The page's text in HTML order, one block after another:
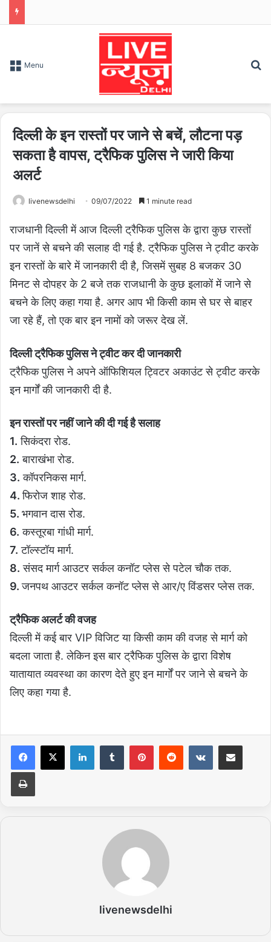
Menu
दिल्ली के इन रास्तों पर जाने से बचें, लौटना पड़
सकता है वापस, ट्रैफिक पुलिस ने जारी किया
अलर्ट
livenewsdelhi 09/07/2022 1 minute read
राजधानी दिल्ली में आज दिल्ली ट्रैफिक पुलिस के द्वारा कुछ रास्तों
पर जानें से बचने की सलाह दी गई है. ट्रैफिक पुलिस ने ट्वीट करके
इन रास्तों के बारे में जानकारी दी है, जिसमें सुबह 8 बजकर 30
मिनट से दोपहर के 2 बजे तक राजधानी के कुछ इलाकों में जाने से
बचने के लिए कहा गया है. अगर आप भी किसी काम से घर से बाहर
जा रहे हैं, तो एक बार इन नामों को जरूर देख लें.
दिल्ली ट्रैफिक पुलिस ने ट्वीट कर दी जानकारी
ट्रैफिक पुलिस ने अपने ऑफिशियल ट्विटर अकाउंट से ट्वीट करके
इन मार्गों की जानकारी दी है.
इन रास्तों पर नहीं जाने की दी गई है सलाह
1. सिकंदरा रोड.
2. बाराखंभा रोड.
3. कॉपरनिकस मार्ग.
4. फिरोज शाह रोड.
5. भगवान दास रोड.
6. कस्तूरबा गांधी मार्ग.
7. टॉल्स्टॉय मार्ग.
8. संसद मार्ग आउटर सर्कल कनॉट प्लेस से पटेल चौक तक.
9. जनपथ आउटर सर्कल कनॉट प्लेस से आर/ए विंडसर प्लेस तक.
ट्रैफिक अलर्ट की वजह
दिल्ली में कई बार VIP विजिट या किसी काम की वजह से मार्ग को
बदला जाता है. लेकिन इस बार ट्रैफिक पुलिस के द्वारा विशेष
यातायात व्यवस्था का कारण देते हुए इन मार्गों पर जाने से बचने के
लिए कहा गया है.
livenewsdelhi